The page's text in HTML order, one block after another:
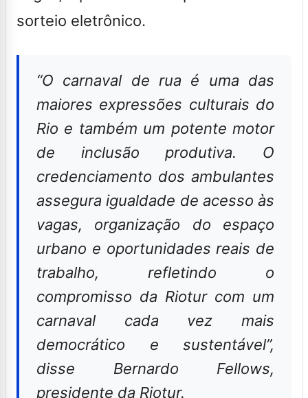
sorteio eletrônico.
“O carnaval de rua é uma das
maiores expressões culturais do
Rio e também um potente motor
de inclusão produtiva. O
credenciamento dos ambulantes
assegura igualdade de acesso às
vagas, organização do espaço
urbano e oportunidades reais de
trabalho, refletindo o
compromisso da Riotur com um
carnaval cada vez mais
democrático e sustentável”,
disse Bernardo Fellows,
presidente da Riotur.